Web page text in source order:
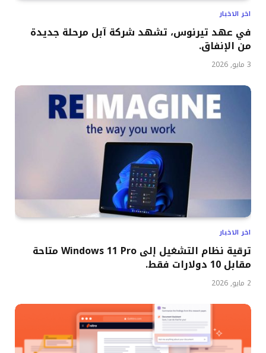
اخر الاخبار
في عهد تيرنوس، تشهد شركة آبل مرحلة جديدة
من الإنفاق.
3 مايو, 2026
اخر الاخبار
ترقية نظام التشغيل إلى Windows 11 Pro متاحة
مقابل 10 دولارات فقط.
2 مايو, 2026